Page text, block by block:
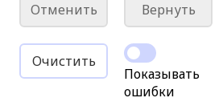
Отменить Вернуть
Очистить
Показывать
ошибки